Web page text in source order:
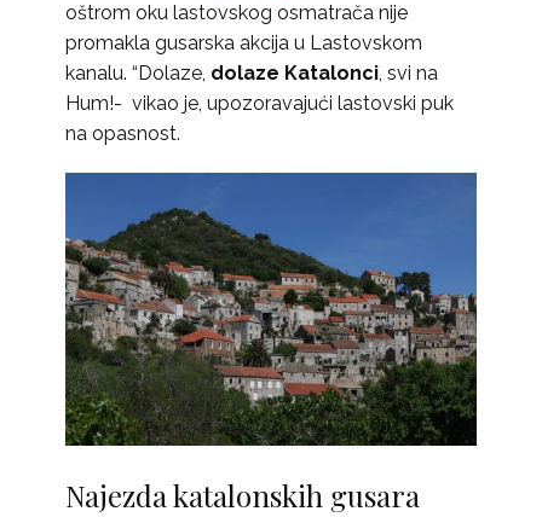
oštrom oku lastovskog osmatrača nije
promakla gusarska akcija u Lastovskom
kanalu. “Dolaze, dolaze Katalonci, svi na
Hum!- vikao je, upozoravajući lastovski puk
na opasnost.
Najezda katalonskih gusara